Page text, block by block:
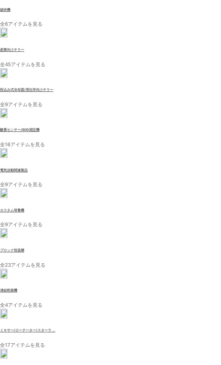
破砕機
全6アイテムを見る
産業向けチラー
全45アイテムを見る
投込み式冷却器/理化学向けチラー
全9アイテムを見る
酸素センサー/BOD測定機
全16アイテムを見る
電気泳動関連製品
全9アイテムを見る
カスタム培養機
全9アイテムを見る
ブロック恒温槽
全23アイテムを見る
凍結乾燥機
全4アイテムを見る
ミキサー/ローテーター/スターラ ...
全17アイテムを見る